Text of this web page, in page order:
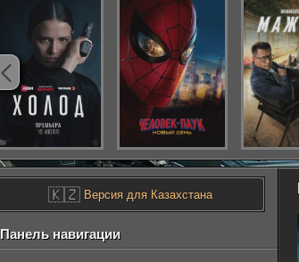
🇰🇿Версия для Казахстана
Панель навигации